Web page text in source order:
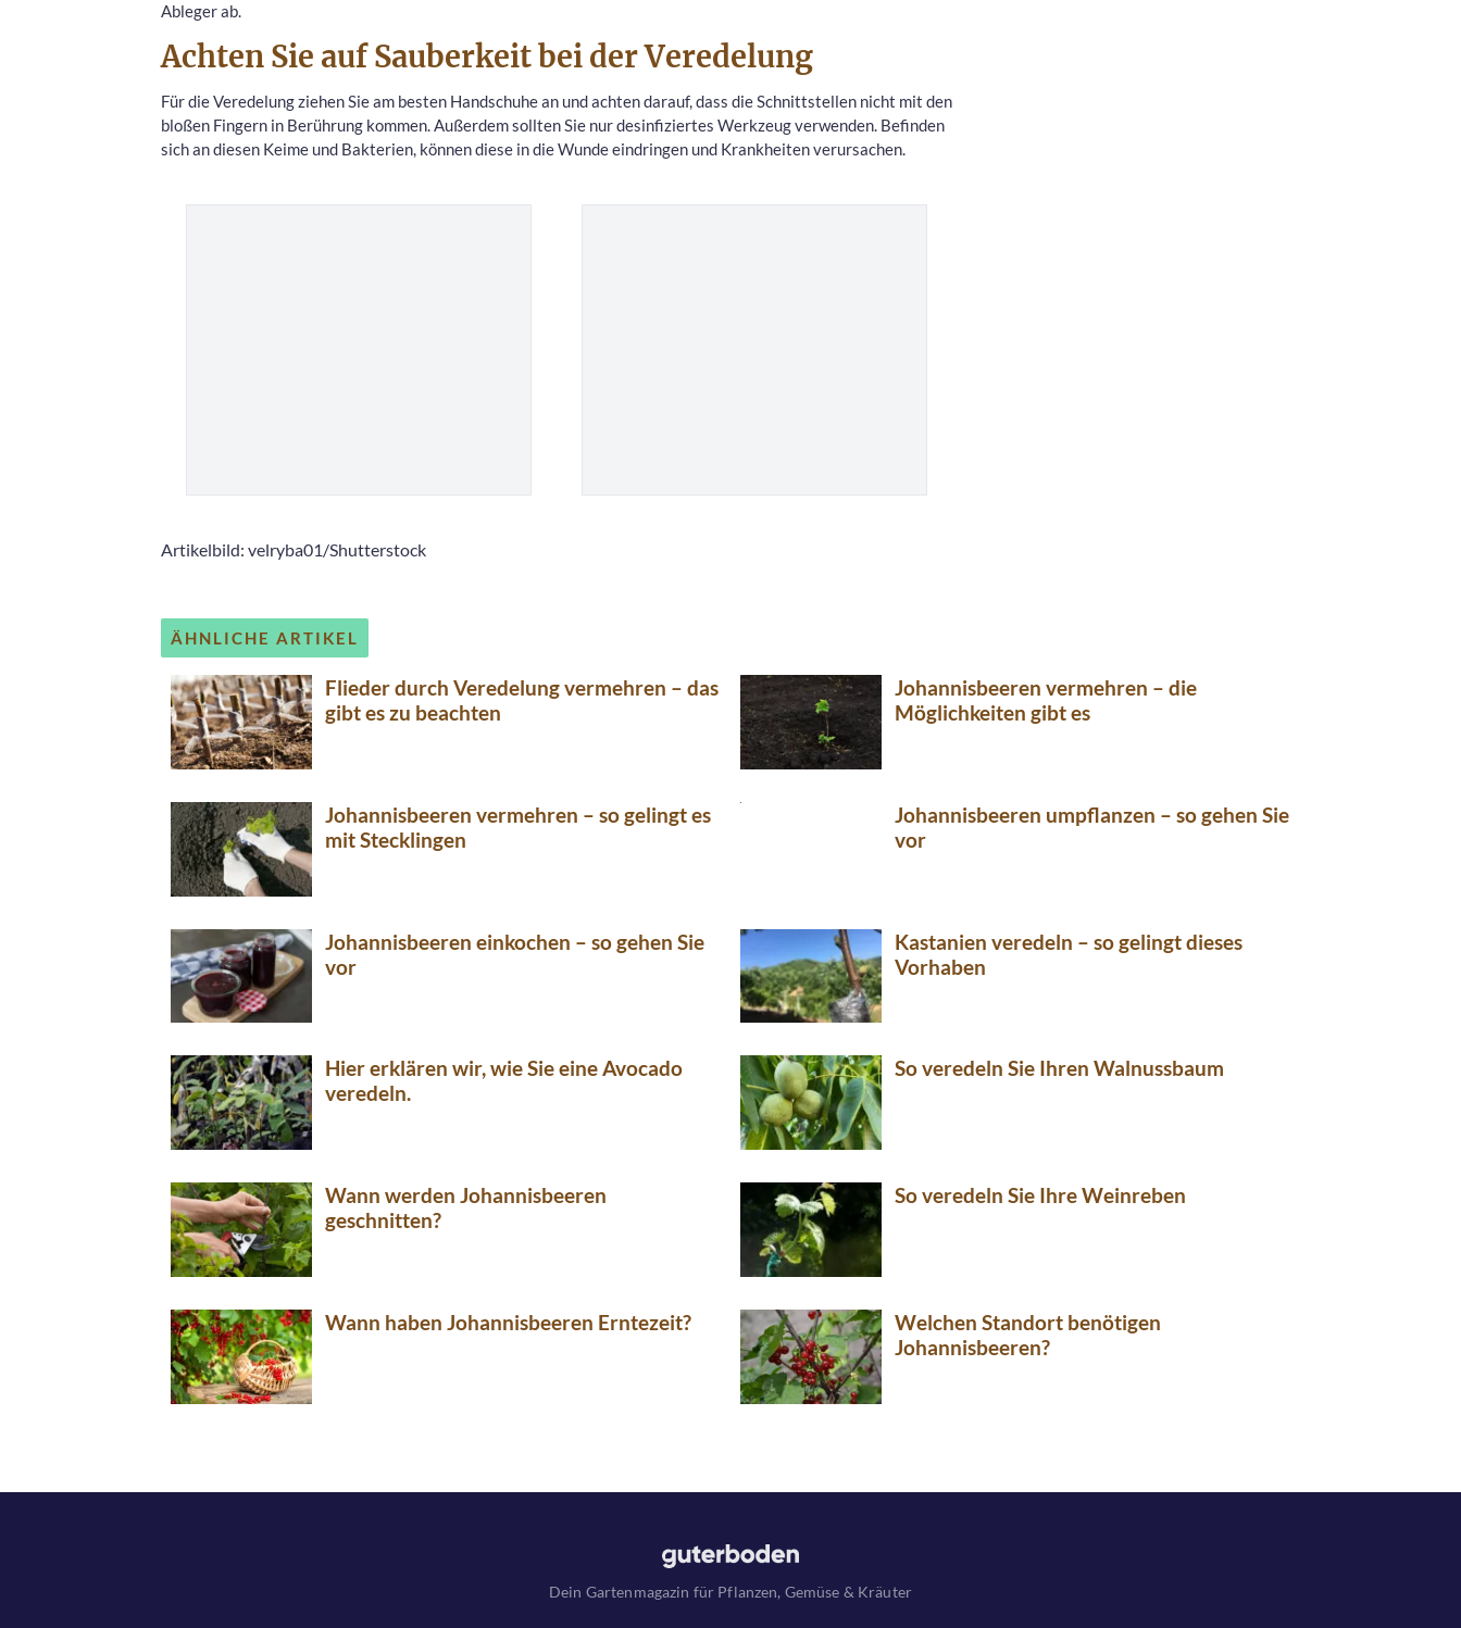
Ableger ab.
Achten Sie auf Sauberkeit bei der Veredelung
Für die Veredelung ziehen Sie am besten Handschuhe an und achten darauf, dass die Schnittstellen nicht mit den
bloßen Fingern in Berührung kommen. Außerdem sollten Sie nur desinfiziertes Werkzeug verwenden. Befinden
sich an diesen Keime und Bakterien, können diese in die Wunde eindringen und Krankheiten verursachen.
Artikelbild: velryba01/Shutterstock
ÄHNLICHE ARTIKEL
Flieder durch Veredelung vermehren – das
gibt es zu beachten
Johannisbeeren vermehren – die
Möglichkeiten gibt es
Johannisbeeren vermehren – so gelingt es
mit Stecklingen
Johannisbeeren umpflanzen – so gehen Sie
vor
Johannisbeeren einkochen – so gehen Sie
vor
Kastanien veredeln – so gelingt dieses
Vorhaben
Hier erklären wir, wie Sie eine Avocado
veredeln.
So veredeln Sie Ihren Walnussbaum
Wann werden Johannisbeeren
geschnitten?
So veredeln Sie Ihre Weinreben
Wann haben Johannisbeeren Erntezeit?
Welchen Standort benötigen
Johannisbeeren?
Dein Gartenmagazin für Pflanzen, Gemüse & Kräuter